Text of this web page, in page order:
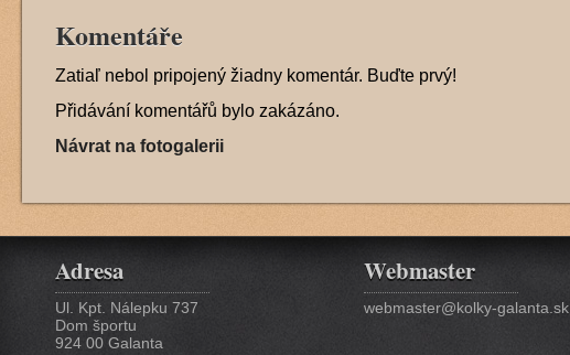
Komentáře
Zatiaľ nebol pripojený žiadny komentár. Buďte prvý!
Přidávání komentářů bylo zakázáno.
Návrat na fotogalerii
Adresa
Ul. Kpt. Nálepku 737
Dom športu
924 00 Galanta
Webmaster
webmaster@kolky-galanta.sk